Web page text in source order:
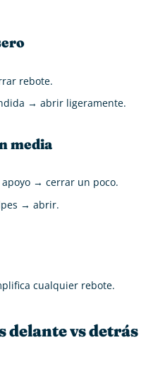
rebote.
→ abrir ligeramente.
media
apoyo → cerrar un poco.
→ abrir.
cualquier rebote.
delante vs detrás